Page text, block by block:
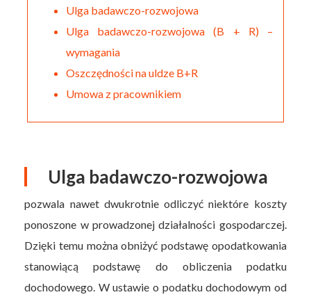
Ulga badawczo-rozwojowa
Ulga badawczo-rozwojowa (B + R) –
wymagania
Oszczędności na uldze B+R
Umowa z pracownikiem
Ulga badawczo-rozwojowa
pozwala nawet dwukrotnie odliczyć niektóre koszty
ponoszone w prowadzonej działalności gospodarczej.
Dzięki temu można obniżyć podstawę opodatkowania
stanowiącą podstawę do obliczenia podatku
dochodowego. W ustawie o podatku dochodowym od